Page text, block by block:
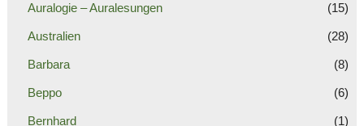
Auralogie – Auralesungen (15)
Australien (28)
Barbara (8)
Beppo (6)
Bernhard (1)